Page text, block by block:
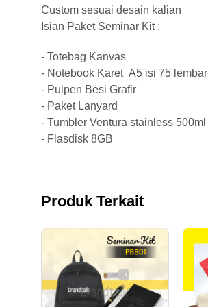
Custom sesuai desain kalian
Isian Paket Seminar Kit :
- Totebag Kanvas
- Notebook Karet A5 isi 75 lembar
- Pulpen Besi Grafir
- Paket Lanyard
- Tumbler Ventura stainless 500ml
- Flasdisk 8GB
Produk Terkait